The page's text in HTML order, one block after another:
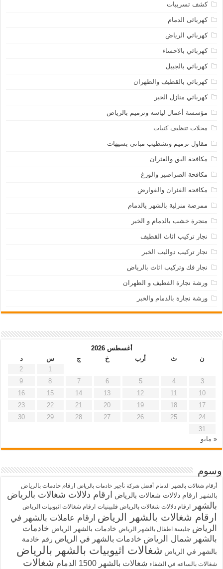
كشف تسريبات
كهربائى الدمام
كهربائي الرياض
كهربائي بالاحساء
كهربائي بالجبيل
كهربائي بالقطيف والظهران
كهربائي منازل الخبر
مؤسسة أعمال لياسه وترميم بالرياض
محلات تنظيف كنبات
مقاول ترميم وتشطيب مباني بسيهات
مكافحة البق والفئران
مكافحة الصراصير والوزغ
مكافحه الفئران والقوارض
ممرضة منزلية بالشهر يالدمام
منجرة خشب بالدمام و الخبر
نجار تركيب اثاث القطيف
نجار تركيب دواليب الخبر
نجار فك وتركيب اثاث بالرياض
ورشة نجارة القطيف و الظهران
ورشة نجارة بالدمام والخبر
أغسطس 2026
ن
ث أرب خ ج س
د
1
2
3
4
5
6
7
8
9
10
11
12
13
14
15
16
17
18
19
20
21
22
23
24
25
26
27
28
29
30
31
« مايو
وسوم
أرقام شغالات بالشهر الدمام أفضل شركة تأجير خادمات بالرياض
ارقام خادمات بالرياض
بالشهر
ارقام دلالات شغالات بالرياض ارقام دلالات شغالات بالرياض
بالشهر
ارقام دلالات شغالات بالرياض فلبينيات ارقام شغالات اثيوبيات الرياض
ارقام شغالات بالشهر الرياض ارقام عاملات بالشهر في
الرياض جليسة اطفال بالشهر الرياض خادمات بالشهر الرياض خادمات
بالشهر شمال الرياض خادمات بالشهر في الرياض رقم خادمة
بالشهر في الرياض شغالات اثيوبيات بالشهر بالرياض
شغالات بالساعه في الشفاء شغالات بالشهر 1500 الدمام
شغالات